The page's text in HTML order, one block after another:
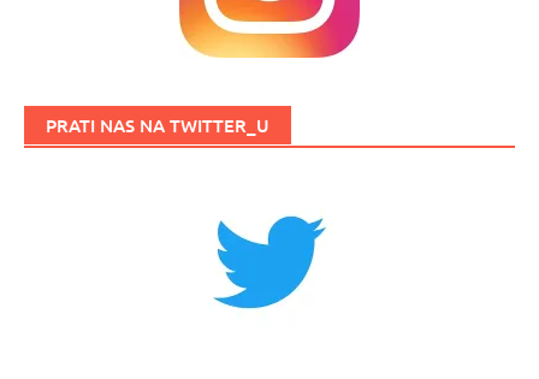
PRATI NAS NA TWITTER_U